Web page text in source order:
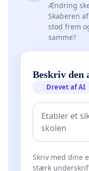
Ændring
Skaberen
stod frem
samme?
Beskriv den
Drevet af AI
Skriv med dine
stærk